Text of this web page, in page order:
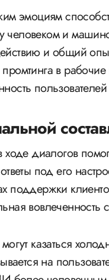
эмоциям
и
и общий
в
диалогов
под его
поддержки
вовлеченность
казаться
на